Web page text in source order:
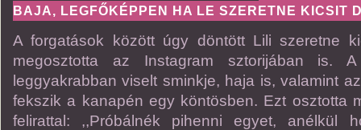
BAJA, LEGFŐKÉPPEN HA LE SZERETNE KICSIT
A forgatások között úgy döntött Lili szeretne
megosztotta az Instagram sztorijában is.
leggyakrabban viselt sminkje, haja is, valamint
fekszik a kanapén egy köntösben. Ezt osztotta
felirattal: ,,Próbálnék pihenni egyet, anélkül